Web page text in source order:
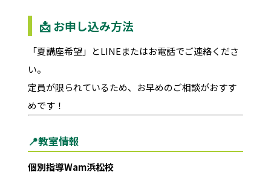
📩 お申し込み方法
「夏講座希望」とLINEまたはお電話でご連絡くださ
い。
定員が限られているため、お早めのご相談がおすす
めです！
📍教室情報
個別指導Wam浜松校